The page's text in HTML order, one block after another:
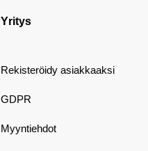
Yritys
Rekisteröidy asiakkaaksi
GDPR
Myyntiehdot